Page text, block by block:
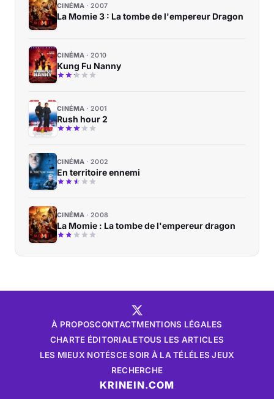
CINÉMA 2007
La Momie 3 : La tombe de l'empereur Dragon
CINÉMA 2010
Kung Fu Nanny
CINÉMA 2001
Rush hour 2
CINÉMA 2002
En territoire ennemi
CINÉMA 2008
La Momie : La tombe de l'empereur dragon
À PROPOSCONTACTMENTIONS LÉGALES
CHARTE ÉDITORIALETOUS LES ARTICLES
LES MIEUX NOTÉSCE SOIR À LA TÉLÉLES JEUX
RECHERCHE
KRINEIN.COM